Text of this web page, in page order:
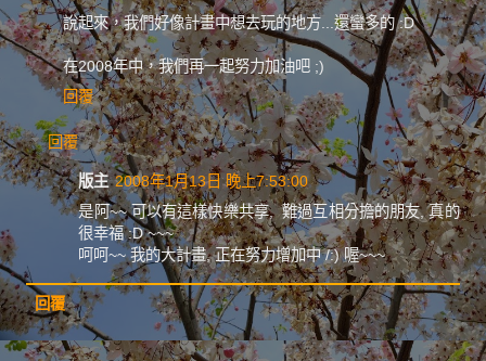
說起來，我們好像計畫中想去玩的地方...還蠻多的 :D
在2008年中，我們再一起努力加油吧 ;)
回覆
回覆
版主 2008年1月13日 晚上7:53:00
是阿~~ 可以有這樣快樂共享, 難過互相分擔的朋友, 真的
很幸福 :D ~~~
呵呵~~ 我的大計畫, 正在努力增加中 /:) 喔~~~
回覆